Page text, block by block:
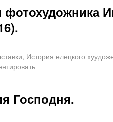
, История елецкого
Господня.